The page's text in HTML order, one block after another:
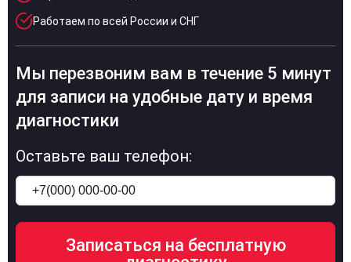
Работаем по всей России и СНГ
Мы перезвоним вам в течение 5 минут
для записи на удобные дату и время
диагностики
Оставьте ваш телефон: